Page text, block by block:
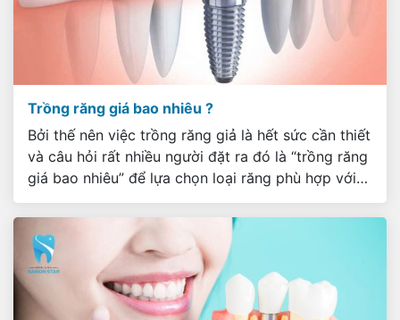
Trồng răng giá bao nhiêu ?
Bởi thế nên việc trồng răng giả là hết sức cần thiết
và câu hỏi rất nhiều người đặt ra đó là “trồng răng
giá bao nhiêu” để lựa chọn loại răng phù hợp với
tài chính cá nhân của mình. Dưới đây là là bảng giá
chi tiết trả lời cho câu hỏi này, […]